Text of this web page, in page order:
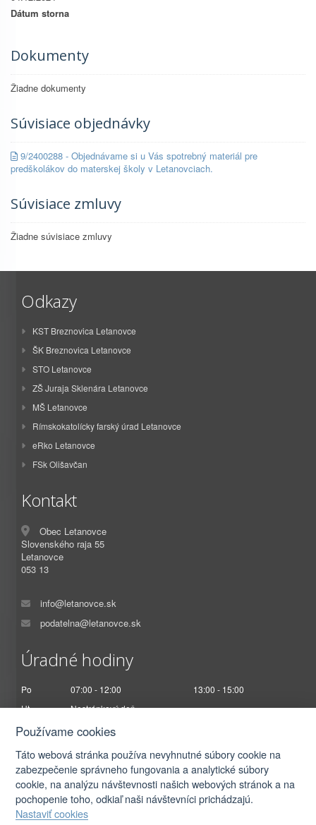
Dátum storna
Dokumenty
Žiadne dokumenty
Súvisiace objednávky
9/2400288 - Objednávame si u Vás spotrebný materiál pre
predškolákov do materskej školy v Letanovciach.
Súvisiace zmluvy
Žiadne súvisiace zmluvy
Odkazy
KST Breznovica Letanovce
ŠK Breznovica Letanovce
STO Letanovce
ZŠ Juraja Sklenára Letanovce
MŠ Letanovce
Rímskokatolícky farský úrad Letanovce
eRko Letanovce
FSk Olišavčan
Kontakt
Obec Letanovce
Slovenského raja 55
Letanovce
053 13
info@letanovce.sk
podatelna@letanovce.sk
Úradné hodiny
Po 07:00 - 12:00
13:00 - 15:00
Ut
Nestránkový deň
St
07:00 - 12:00
Pi
07:00 - 12:30
Používame cookies
Táto webová stránka používa nevyhnutné súbory cookie na
zabezpečenie správneho fungovania a analytické súbory
cookie, na analýzu návštevnosti našich webových stránok a na
pochopenie toho, odkiaľ naši návštevníci prichádzajú.
Nastaviť cookies